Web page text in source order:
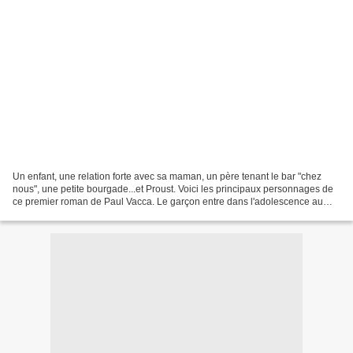
Un enfant, une relation forte avec sa maman, un père tenant le bar "chez
nous", une petite bourgade...et Proust. Voici les principaux personnages de
ce premier roman de Paul Vacca. Le garçon entre dans l'adolescence au